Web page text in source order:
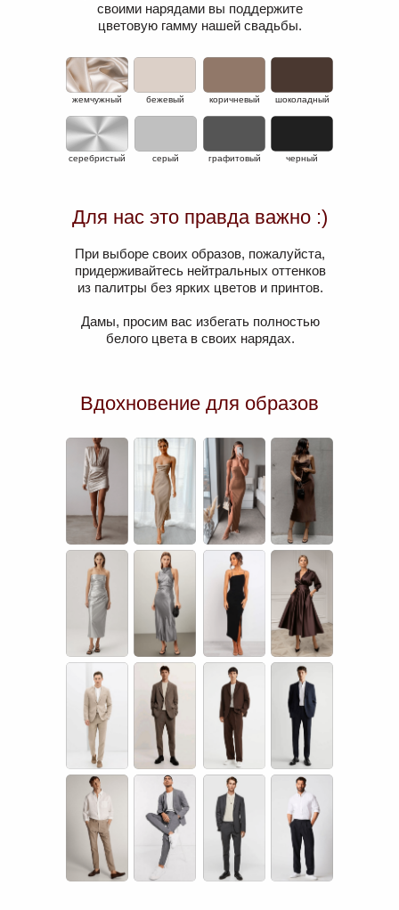
своими нарядами вы поддержите
цветовую гамму нашей свадьбы.
При выборе своих образов, пожалуйста,
придерживайтесь нейтральных оттенков
из палитры без ярких цветов и принтов.
Дамы, просим вас избегать полностью
белого цвета в своих нарядах.
жемчужный
серебристый
бежевый коричневый шоколадный
графитовый
серый черный
Для нас это правда важно :)
Вдохновение для образов